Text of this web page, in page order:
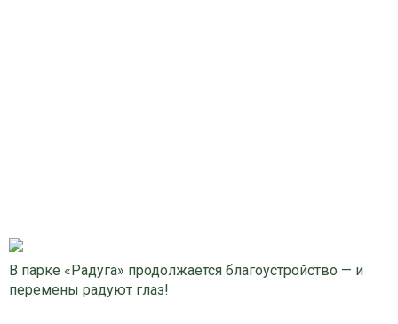
В парке «Радуга» продолжается благоустройство — и
перемены радуют глаз!